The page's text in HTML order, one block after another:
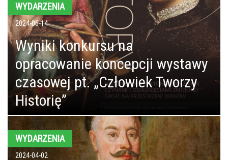
WYDARZENIA
2024-06-14
Wyniki konkursu na
opracowanie koncepcji wystawy
czasowej pt. „Człowiek Tworzy
Historię”
WYDARZENIA
2024-04-02